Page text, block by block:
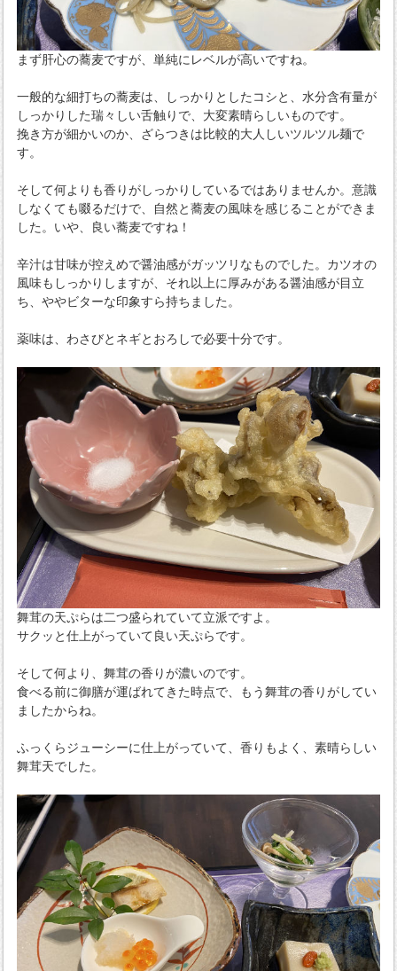
まず肝心の蕎麦ですが、単純にレベルが高いですね。
一般的な細打ちの蕎麦は、しっかりとしたコシと、水分含有量が
しっかりした瑞々しい舌触りで、大変素晴らしいものです。
挽き方が細かいのか、ざらつきは比較的大人しいツルツル麺で
す。
そして何よりも香りがしっかりしているではありませんか。意識
しなくても啜るだけで、自然と蕎麦の風味を感じることができま
した。いや、良い蕎麦ですね！
辛汁は甘味が控えめで醤油感がガッツリなものでした。カツオの
風味もしっかりしますが、それ以上に厚みがある醤油感が目立
ち、ややビターな印象すら持ちました。
薬味は、わさびとネギとおろしで必要十分です。
舞茸の天ぷらは二つ盛られていて立派ですよ。
サクッと仕上がっていて良い天ぷらです。
そして何より、舞茸の香りが濃いのです。
食べる前に御膳が運ばれてきた時点で、もう舞茸の香りがしてい
ましたからね。
ふっくらジューシーに仕上がっていて、香りもよく、素晴らしい
舞茸天でした。